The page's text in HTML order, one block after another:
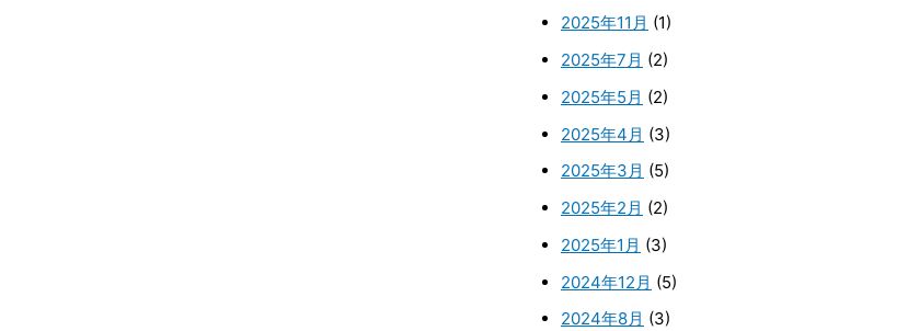
2025年11月 (1)
2025年7月 (2)
2025年5月 (2)
2025年4月 (3)
2025年3月 (5)
2025年2月 (2)
2025年1月 (3)
2024年12月 (5)
2024年8月 (3)